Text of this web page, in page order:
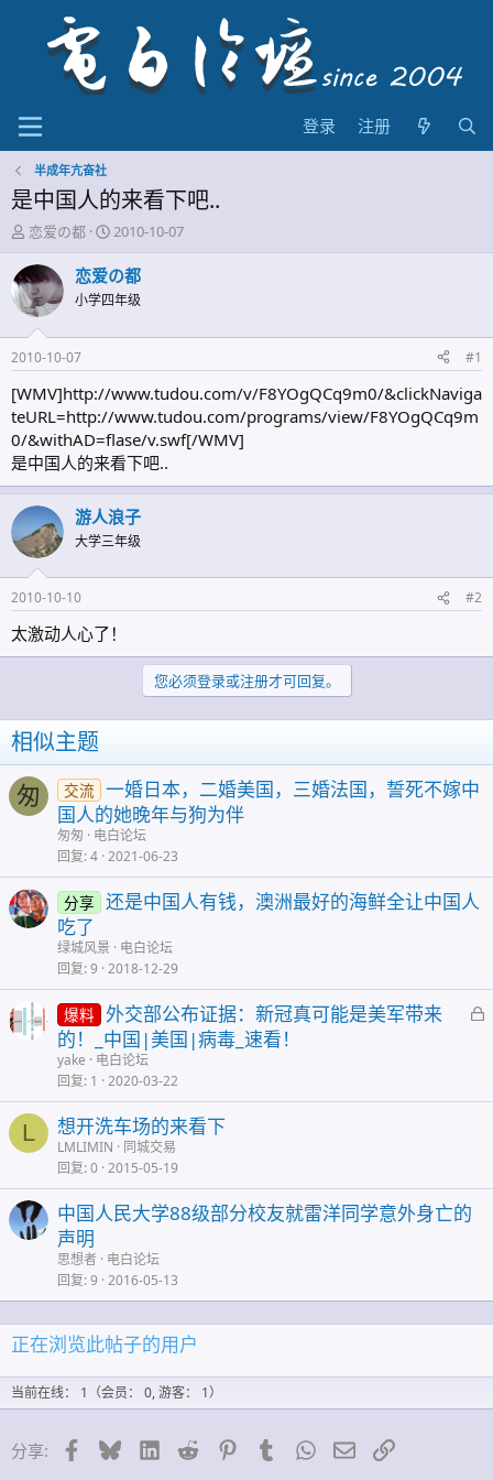
登录 注册
半成年亢奋社
是中国人的来看下吧..
主
题
发
起
人
恋爱の都
开
始
时
间
2010-10-07
恋爱の都
小学四年级
2010-10-07 #1
[WMV]http://www.tudou.com/v/F8YOgQCq9m0/&clickNaviga
teURL=http://www.tudou.com/programs/view/F8YOgQCq9m
0/&withAD=flase/v.swf[/WMV]
是中国人的来看下吧..
游人浪子
大学三年级
2010-10-10 #2
太激动人心了！
您必须登录或注册才可回复。
相似主题
匆 交流 一婚日本，二婚美国，三婚法国，誓死不嫁中
国人的她晚年与狗为伴
匆匆
电白论坛
回复 4 2021-06-23
分享 还是中国人有钱，澳洲最好的海鲜全让中国人
吃了
绿城风景
电白论坛
回复 9 2018-12-29
爆料
外交部公布证据：新冠真可能是美军带来
的！_中国|美国|病毒_速看！
yake
电白论坛
回复 1 2020-03-22
L 想开洗车场的来看下
LMLIMIN
同城交易
回复 0 2015-05-19
中国人民大学88级部分校友就雷洋同学意外身亡的
声明
思想者 电白论坛
回复 9 2016-05-13
正在浏览此帖子的用户
当前在线： 1（会员： 0, 游客： 1）
分享: 脸谱网蓝天 领英 Reddit Pinterest的
TumblrWhatsApp
邮件 链接